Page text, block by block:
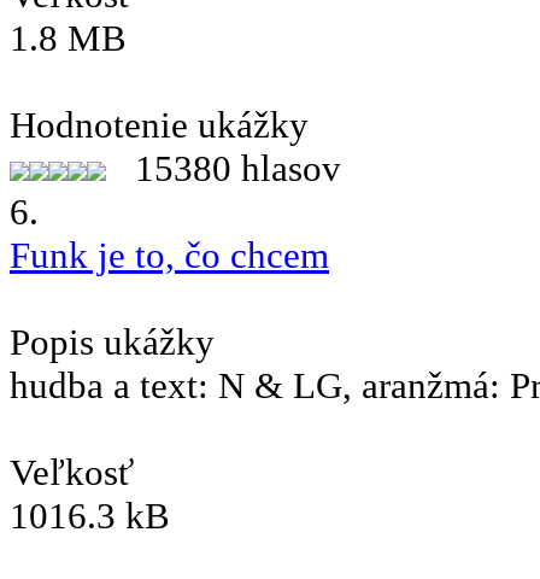
1.8 MB
Hodnotenie ukážky
15380 hlasov
6.
Funk je to, čo chcem
Popis ukážky
hudba a text: N & LG, aranžmá:
Veľkosť
1016.3 kB